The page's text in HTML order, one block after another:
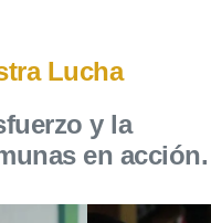
Lucha
y la
en acción.